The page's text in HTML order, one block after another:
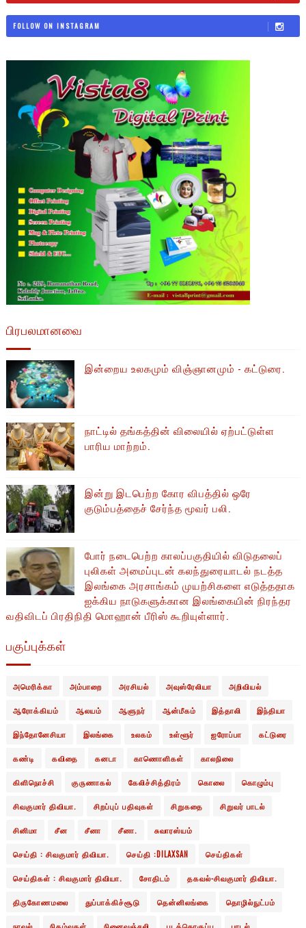
FOLLOW ON INSTAGRAM
பிரபலமானவை
இன்றைய உலகமும் விஞ்ஞானமும் - கட்டுரை.
நாட்டில் தங்கத்தின் விலையில் ஏற்பட்டுள்ள
பாரிய மாற்றம்.
இன்று இடபெற்ற கோர விபத்தில் ஒரே
குடும்பத்தைச் சேர்ந்த மூவர் பலி.
போர் நடைபெற்ற காலப்பகுதியில் ​​விடுதலைப்
புலிகள் அமைப்புடன் கலந்துரையாடல் நடத்த
இலங்கை அரசாங்கம் முயற்சிகளை எடுத்ததாக
ஐக்கிய நாடுகளுக்கான இலங்கையின் நிரந்தர
வதிவிடப் பிரதிநிதி மொஹான் பீரிஸ் கூறியுள்ளார்.
பகுப்புக்கள்
அமெரிக்கா அம்பாறை அரசியல் அவுஸ்ரேலியா அறிவியல்
ஆரோக்கியம் ஆலயம் ஆளுநர் ஆன்மீகம் இத்தாலி இந்தியா
இந்தோனேசியா இலங்கை உலகம் உள்ளூர் ஐரோப்பா கட்டுரை
கண்டி கவிதை கனடா காணொளிகள் காலநிலை
கிளிநொச்சி குருணாகல் கேலிச்சித்திரம் கொலை கொழும்பு
சிவகுமார் திவியா. சிறப்புப் பதிவுகள் சிறுகதை சிறுவர் பாடல்
சினிமா சீன சீனா சீனா. சுவாரஸ்யம்
செய்தி : சிவகுமார் திவியா. செய்தி :DILAXSAN செய்திகள்
செய்திகள் : சிவகுமார் திவியா. சோதிடம் தகவல்-சிவகுமார் திவியா.
திருகோணமலை துப்பாக்கிச்சூடு தென்னிலங்கை தொழில்நுட்பம்
நாவல் நிகழ்வுகள் நினைவஞ்சலி படத்தொகுப்பு பாடல்